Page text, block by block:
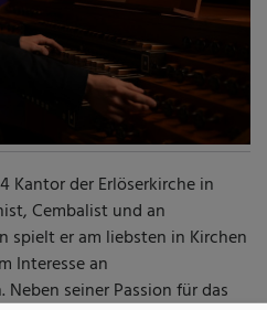
Kantor der Erlöserkirche in
Cembalist und an
spielt er am liebsten in Kirchen
Interesse an
seiner Passion für das